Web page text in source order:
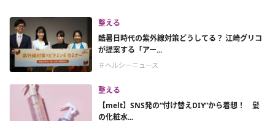
整える
酷暑日時代の紫外線対策どうしてる？ 江崎グリコ
が提案する「アー...
＃ヘルシーニュース
整える
【melt】SNS発の“付け替えDIY”から着想！ 髪
の化粧水...